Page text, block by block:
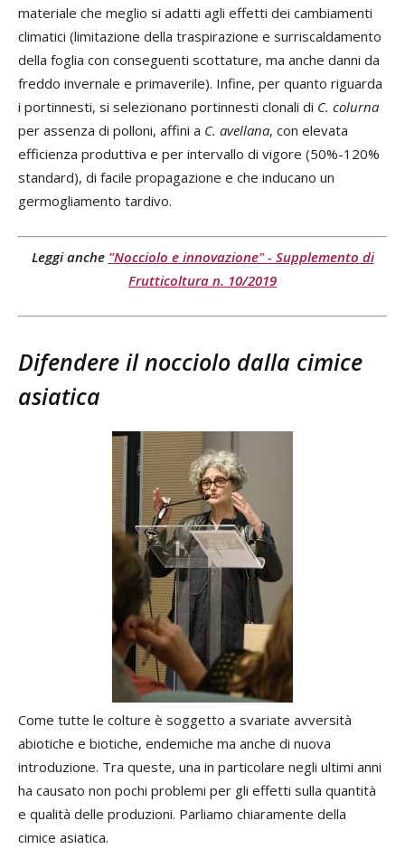
materiale che meglio si adatti agli effetti dei cambiamenti
climatici (limitazione della traspirazione e surriscaldamento
della foglia con conseguenti scottature, ma anche danni da
freddo invernale e primaverile). Infine, per quanto riguarda
i portinnesti, si selezionano portinnesti clonali di C. colurna
per assenza di polloni, affini a C. avellana, con elevata
efficienza produttiva e per intervallo di vigore (50%-120%
standard), di facile propagazione e che inducano un
germogliamento tardivo.
Leggi anche "Nocciolo e innovazione" - Supplemento di
Frutticoltura n. 10/2019
Difendere il nocciolo dalla cimice
asiatica
Come tutte le colture è soggetto a svariate avversità
abiotiche e biotiche, endemiche ma anche di nuova
introduzione. Tra queste, una in particolare negli ultimi anni
ha causato non pochi problemi per gli effetti sulla quantità
e qualità delle produzioni. Parliamo chiaramente della
cimice asiatica.